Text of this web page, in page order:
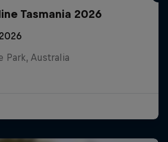
Tasmania 2026
Park, Australia